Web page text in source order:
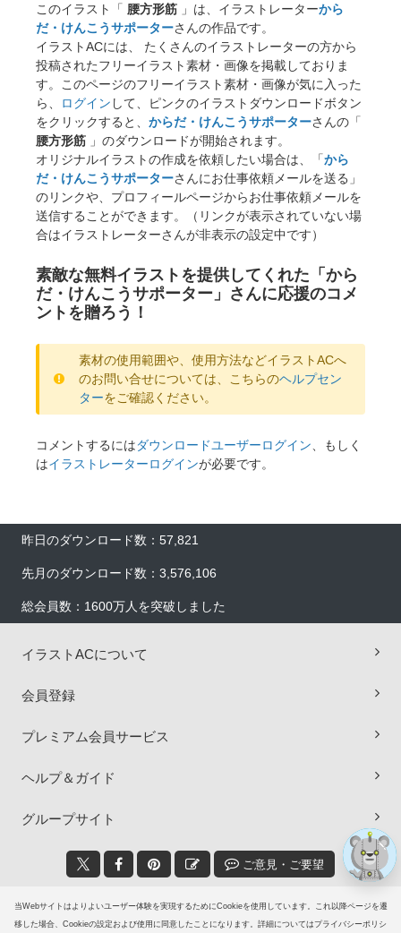
当Webサイトはよりよいユーザー体験を実現するためにCookieを使用しています。これ以降ページを遷
移した場合、Cookieの設定および使用に同意したことになります。詳細についてはプライバシーポリシ
このイラスト「 腰方形筋 」は、イラストレーターから
だ・けんこうサポーターさんの作品です。
イラストACには、 たくさんのイラストレーターの方から
投稿されたフリーイラスト素材・画像を掲載しておりま
す。このページのフリーイラスト素材・画像が気に入った
ら、
ログイン して、ピンクのイラストダウンロードボタン
をクリックすると、 からだ・けんこうサポーターさんの「
腰方形筋 」のダウンロードが開始されます。
オリジナルイラストの作成を依頼したい場合は、「から
だ・けんこうサポーターさんにお仕事依頼メールを送る」
のリンクや、プロフィールページからお仕事依頼メールを
送信することができます。（リンクが表示されていない場
合はイラストレーターさんが非表示の設定中です）
素敵な無料イラストを提供してくれた「から
だ・けんこうサポーター」さんに応援のコメ
ントを贈ろう！
素材の使用範囲や、使用方法などイラストACへ
のお問い合せについては、こちらのヘルプセン
ターをご確認ください。
コメントするにはダウンロードユーザーログイン 、もしく
はイラストレーターログインが必要です。
昨日のダウンロード数：57,821
先月のダウンロード数：3,576,106
総会員数：1600万人を突破しました
イラストACについて
会員登録
プレミアム会員サービス
ヘルプ＆ガイド
グループサイト
ご意見・ご要望
© 2006-2026 イラストAC